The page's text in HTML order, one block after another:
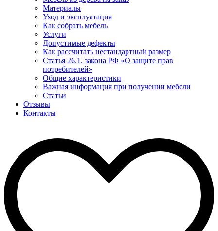
Материалы
Уход и эксплуатация
Как собрать мебель
Услуги
Допустимые дефекты
Как рассчитать нестандартный размер
Статья 26.1. закона РФ «О защите прав
потребителей»
Общие характеристики
Важная информация при получении мебели
Статьи
Отзывы
Контакты